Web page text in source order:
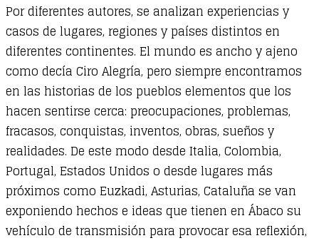
Por diferentes autores, se analizan experiencias y
casos de lugares, regiones y países distintos en
diferentes continentes. El mundo es ancho y ajeno
como decía Ciro Alegría, pero siempre encontramos
en las historias de los pueblos elementos que los
hacen sentirse cerca: preocupaciones, problemas,
fracasos, conquistas, inventos, obras, sueños y
realidades. De este modo desde Italia, Colombia,
Portugal, Estados Unidos o desde lugares más
próximos como Euzkadi, Asturias, Cataluña se van
exponiendo hechos e ideas que tienen en Ábaco su
vehículo de transmisión para provocar esa reflexión,